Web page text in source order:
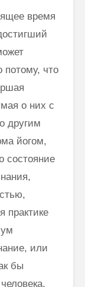
время
потому, что
о них с
другим
йогом,
состояние
практике
или
бы